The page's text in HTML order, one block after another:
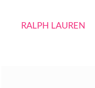
RALPH LAUREN